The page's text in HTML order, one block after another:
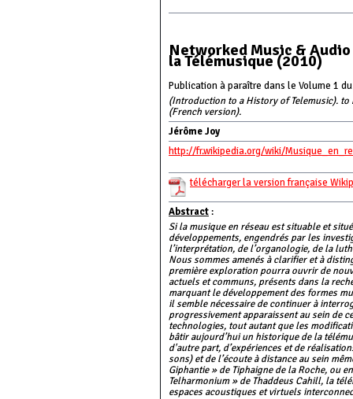
Networked Music &
la Télémusique (2010)
Publication à paraître dans le Volume 1
(Introduction to a History of Telemusic).
(French version).
Jérôme Joy
http://fr.wikipedia.org/wiki/
télécharger la version française
Abstract:
Si la musique en réseau est situable et
développements, engendrés par les
l’interprétation, de l’organologie, de la
Nous sommes amenés à clarifier et à
première exploration pourra ouvrir de
actuels et communs, présents dans la
marquant le développement des formes
il semble nécessaire de continuer à
progressivement apparaissent au sein de
technologies, tout autant que les
bâtir aujourd’hui un historique de la
d'autre part, d’expériences et de
sons) et de l’écoute à distance au sein
Giphantie » de Tiphaigne de la Roche, ou
Telharmonium » de Thaddeus Cahill, la
espaces acoustiques et virtuels